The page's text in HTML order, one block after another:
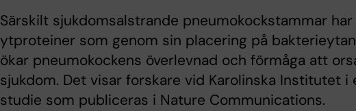
Särskilt sjukdomsalstrande pneumokockstammar har
ytproteiner som genom sin placering på bakterieytan
ökar pneumokockens överlevnad och förmåga att
sjukdom. Det visar forskare vid Karolinska Institutet i
studie som publiceras i Nature Communications.